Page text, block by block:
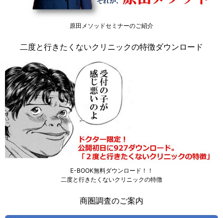
原田メソッドセミナーのご紹介
二度と行きたくないクリニックの特徴ダウンロード
E-BOOK無料ダウンロード！！
二度と行きたくないクリニックの特徴
商圏調査のご案内